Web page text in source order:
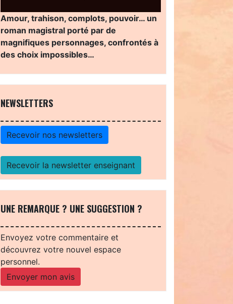
Amour, trahison, complots, pouvoir… un
roman magistral porté par de
magnifiques personnages, confrontés à
des choix impossibles…
NEWSLETTERS
Recevoir nos newsletters
Recevoir la newsletter enseignant
UNE REMARQUE ? UNE SUGGESTION ?
Envoyez votre commentaire et
découvrez votre nouvel espace
personnel.
Envoyer mon avis